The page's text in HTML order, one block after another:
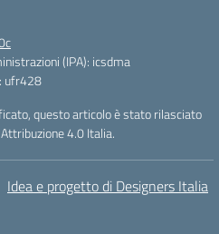
(IPA): icsdma
ufr428
questo articolo è stato rilasciato
4.0 Italia.
Idea e progetto di Designers Italia